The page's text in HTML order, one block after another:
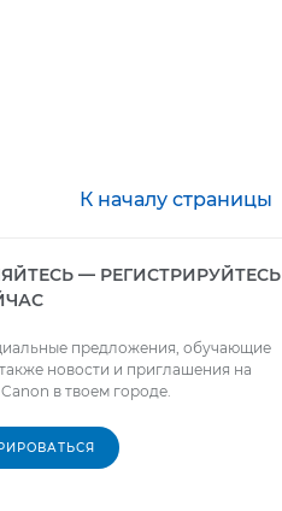
К началу страницы
— РЕГИСТРИРУЙТЕСЬ
предложения, обучающие
новости и приглашения на
в твоем городе.